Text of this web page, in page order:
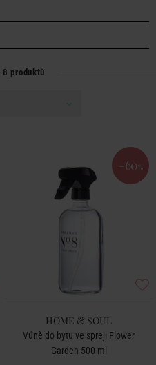
8 produktů
-60 %
HOME & SOUL
Vůně do bytu ve spreji Flower
Garden 500 ml